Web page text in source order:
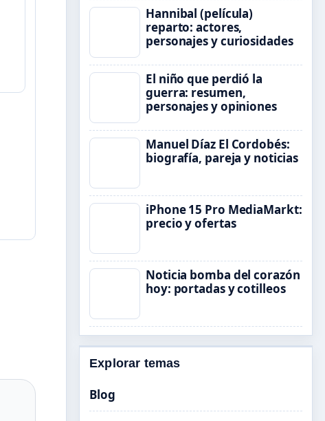
Hannibal (película)
reparto: actores,
personajes y curiosidades
El niño que perdió la
guerra: resumen,
personajes y opiniones
Manuel Díaz El Cordobés:
biografía, pareja y noticias
iPhone 15 Pro MediaMarkt:
precio y ofertas
Noticia bomba del corazón
hoy: portadas y cotilleos
Explorar temas
Blog